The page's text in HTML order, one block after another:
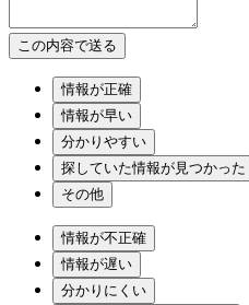
情報が正確
情報が早い
分かりやすい
探していた情報が見つかった
その他
情報が不正確
情報が遅い
分かりにくい